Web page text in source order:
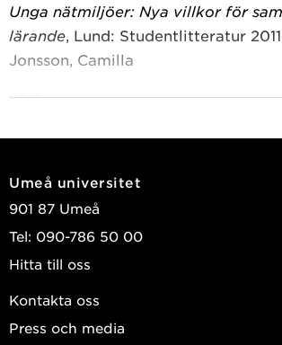
Unga nätmiljöer: Nya villkor för
lärande, Lund: Studentlitteratur 2011
Jonsson, Camilla
2011
Education and Information
Journal of the IFIP technical
Education, SpringerLink 2011, Vol.
Jonsson, Camilla
2009
Umeå universitet
901 87 Umeå
Tel: 090-786 50 00
Hitta till oss
Kontakta oss
Press och media